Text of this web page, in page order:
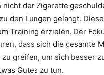
nicht der Zigarette
den Lungen gelangt.
Training erzielen. Der
dass sich die gesamte
greifen, um sich besser
Gutes zu tun.